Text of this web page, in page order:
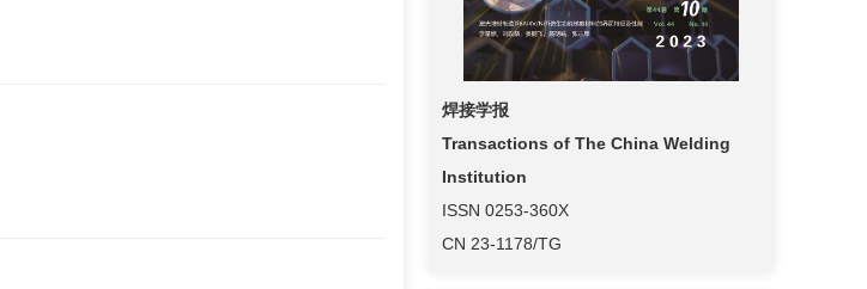
焊接学报
Transactions of The China Welding
Institution
ISSN 0253-360X
CN 23-1178/TG